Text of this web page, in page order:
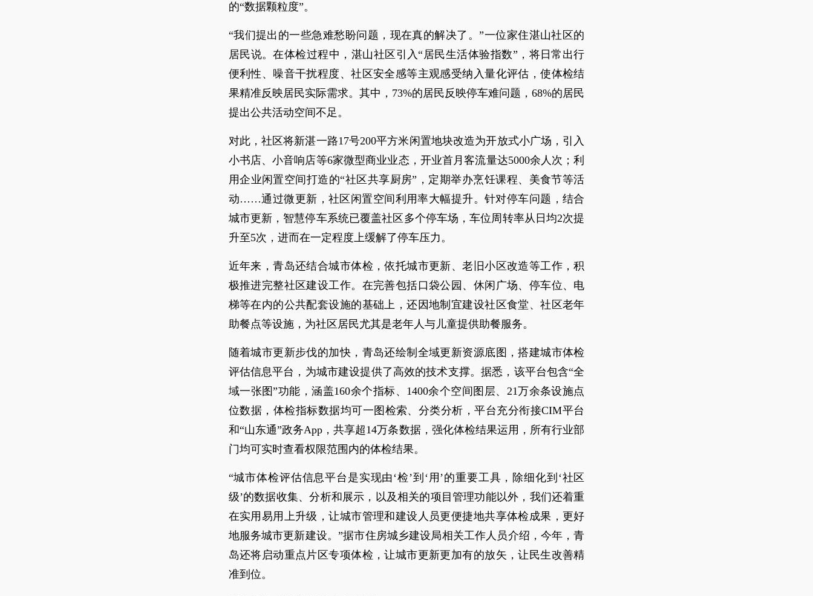
的“数据颗粒度”。
“我们提出的一些急难愁盼问题，现在真的解决了。”一位家住湛山社区的
居民说。在体检过程中，湛山社区引入“居民生活体验指数”，将日常出行
便利性、噪音干扰程度、社区安全感等主观感受纳入量化评估，使体检结
果精准反映居民实际需求。其中，73%的居民反映停车难问题，68%的居民
提出公共活动空间不足。
对此，社区将新湛一路17号200平方米闲置地块改造为开放式小广场，引入
小书店、小音响店等6家微型商业业态，开业首月客流量达5000余人次；利
用企业闲置空间打造的“社区共享厨房”，定期举办烹饪课程、美食节等活
动……通过微更新，社区闲置空间利用率大幅提升。针对停车问题，结合
城市更新，智慧停车系统已覆盖社区多个停车场，车位周转率从日均2次提
升至5次，进而在一定程度上缓解了停车压力。
近年来，青岛还结合城市体检，依托城市更新、老旧小区改造等工作，积
极推进完整社区建设工作。在完善包括口袋公园、休闲广场、停车位、电
梯等在内的公共配套设施的基础上，还因地制宜建设社区食堂、社区老年
助餐点等设施，为社区居民尤其是老年人与儿童提供助餐服务。
随着城市更新步伐的加快，青岛还绘制全域更新资源底图，搭建城市体检
评估信息平台，为城市建设提供了高效的技术支撑。据悉，该平台包含“全
域一张图”功能，涵盖160余个指标、1400余个空间图层、21万余条设施点
位数据，体检指标数据均可一图检索、分类分析，平台充分衔接CIM平台
和“山东通”政务App，共享超14万条数据，强化体检结果运用，所有行业部
门均可实时查看权限范围内的体检结果。
“城市体检评估信息平台是实现由‘检’到‘用’的重要工具，除细化到‘社区
级’的数据收集、分析和展示，以及相关的项目管理功能以外，我们还着重
在实用易用上升级，让城市管理和建设人员更便捷地共享体检成果，更好
地服务城市更新建设。”据市住房城乡建设局相关工作人员介绍，今年，青
岛还将启动重点片区专项体检，让城市更新更加有的放矢，让民生改善精
准到位。